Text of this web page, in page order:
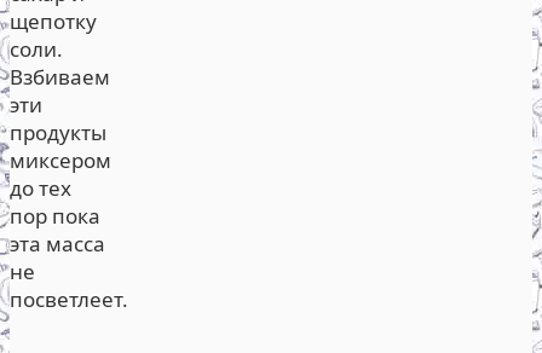
щепотку
соли.
Взбиваем
эти
продукты
миксером
до тех
пор пока
эта масса
не
посветлеет.